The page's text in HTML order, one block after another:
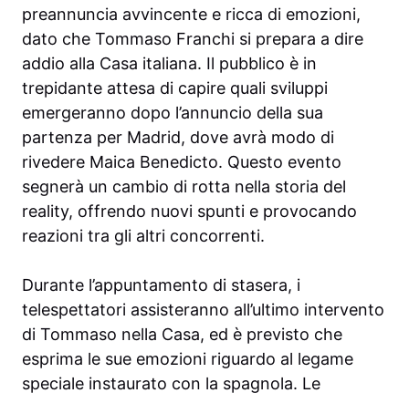
preannuncia avvincente e ricca di emozioni,
dato che Tommaso Franchi si prepara a dire
addio alla Casa italiana. Il pubblico è in
trepidante attesa di capire quali sviluppi
emergeranno dopo l’annuncio della sua
partenza per Madrid, dove avrà modo di
rivedere Maica Benedicto. Questo evento
segnerà un cambio di rotta nella storia del
reality, offrendo nuovi spunti e provocando
reazioni tra gli altri concorrenti.
Durante l’appuntamento di stasera, i
telespettatori assisteranno all’ultimo intervento
di Tommaso nella Casa, ed è previsto che
esprima le sue emozioni riguardo al legame
speciale instaurato con la spagnola. Le